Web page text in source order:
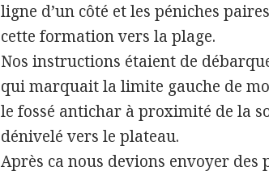
ligne d’un côté et les péniches
cette formation vers la plage.
Nos instructions étaient de
qui marquait la limite gauche de
le fossé antichar à proximité de la
dénivelé vers le plateau.
Après ca nous devions envoyer